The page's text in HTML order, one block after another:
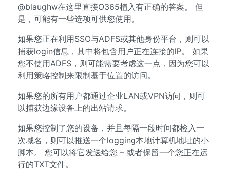
@blaughw在这里直接O365植入有正确的答案。 但
是，可能有一些选项可供您使用。
如果您正在利用SSO与ADFS或其他身份平台，则可以
捕获login信息，其中将包含用户正在连接的IP。 如果
您不使用ADFS，则可能需要考虑这一点，因为您可以
利用策略控制来限制基于位置的访问。
如果您的所有用户都通过企业LAN或VPN访问，则可
以捕获边缘设备上的出站请求。
如果您控制了您的设备，并且每隔一段时间都检入一
次域名，则可以推送一个logging本地计算机地址的小
脚本。 您可以将它发送给您 – 或者保留一个您正在运
行的TXT文件。